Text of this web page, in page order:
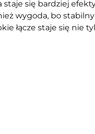
staje się bardziej
wygoda, bo
łącze staje się nie